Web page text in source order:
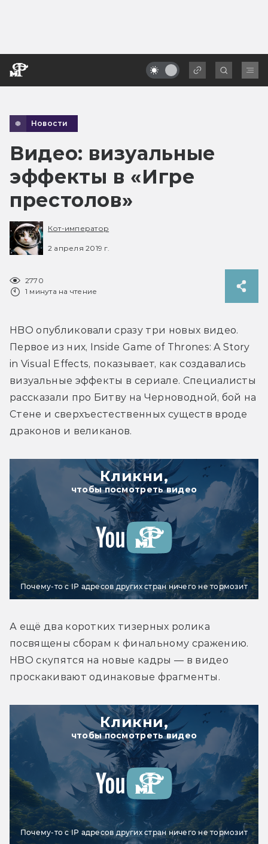
Новости
Видео: визуальные
эффекты в «Игре
престолов»
Кот-император
2 апреля 2019 г.
2770
1 минута на чтение
HBO опубликовали сразу три новых видео.
Первое из них, Inside Game of Thrones: A Story
in Visual Effects, показывает, как создавались
визуальные эффекты в сериале. Специалисты
рассказали про Битву на Черноводной, бой на
Стене и сверхъестественных существ вроде
драконов и великанов.
Кликни,
чтобы посмотреть видео
Почему-то с IP адресов других стран ничего не тормозит
А ещё два коротких тизерных ролика
посвящены сборам к финальному сражению.
HBO скупятся на новые кадры — в видео
проскакивают одинаковые фрагменты.
Кликни,
чтобы посмотреть видео
Почему-то с IP адресов других стран ничего не тормозит